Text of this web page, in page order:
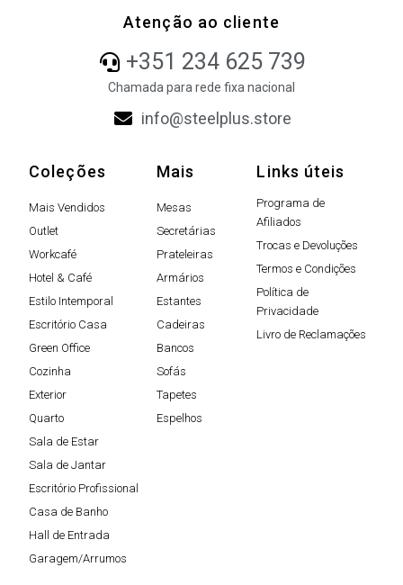
Atenção ao cliente
+351 234 625 739
Chamada para rede fixa nacional
info@steelplus.store
Coleções
Mais Vendidos
Outlet
Workcafé
Hotel & Café
Estilo Intemporal
Escritório Casa
Green Office
Cozinha
Exterior
Quarto
Sala de Estar
Sala de Jantar
Escritório Profissional
Casa de Banho
Hall de Entrada
Garagem/Arrumos
Mais
Mesas
Secretárias
Prateleiras
Armários
Estantes
Cadeiras
Bancos
Sofás
Tapetes
Espelhos
Links úteis
Programa de
Afiliados
Trocas e Devoluções
Termos e Condições
Política de
Privacidade
Livro de Reclamações